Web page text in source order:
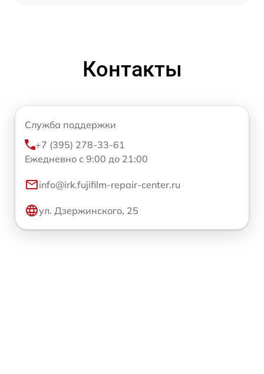
Контакты
Служба поддержки
+7 (395) 278-33-61
Ежедневно с 9:00 до 21:00
info@irk.fujifilm-repair-center.ru
ул. Дзержинского, 25